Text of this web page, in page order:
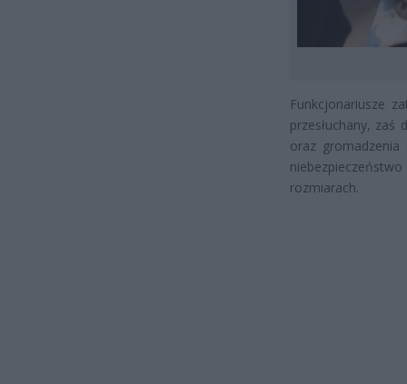
Funkcjonariusze
przesłuchany, zaś
oraz gromadzenia
rozmiarach.